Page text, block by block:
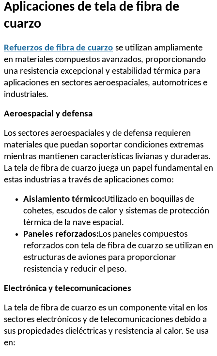
Aplicaciones de tela de fibra de
cuarzo
Refuerzos de fibra de cuarzo se utilizan ampliamente
en materiales compuestos avanzados, proporcionando
una resistencia excepcional y estabilidad térmica para
aplicaciones en sectores aeroespaciales, automotrices e
industriales.
Aeroespacial y defensa
Los sectores aeroespaciales y de defensa requieren
materiales que puedan soportar condiciones extremas
mientras mantienen características livianas y duraderas.
La tela de fibra de cuarzo juega un papel fundamental en
estas industrias a través de aplicaciones como:
Aislamiento térmico:Utilizado en boquillas de
cohetes, escudos de calor y sistemas de protección
térmica de la nave espacial.
Paneles reforzados:Los paneles compuestos
reforzados con tela de fibra de cuarzo se utilizan en
estructuras de aviones para proporcionar
resistencia y reducir el peso.
Electrónica y telecomunicaciones
La tela de fibra de cuarzo es un componente vital en los
sectores electrónicos y de telecomunicaciones debido a
sus propiedades dieléctricas y resistencia al calor. Se usa
en: